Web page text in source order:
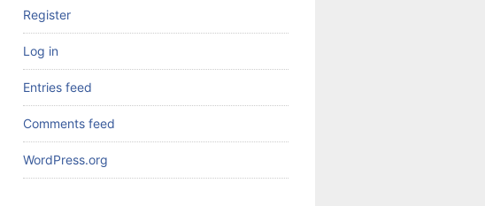
Register
Log in
Entries feed
Comments feed
WordPress.org